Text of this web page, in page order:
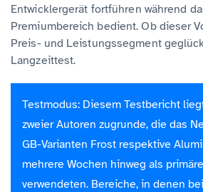
Entwicklergerät fortführen während
Premiumbereich bedient. Ob dieser
Preis- und Leistungssegment
Langzeittest.
Testmodus: Diesem Testbericht
zweier Autoren zugrunde, die das
GB-Varianten Frost respektive
mehrere Wochen hinweg als
verwendeten. Bereiche, in denen